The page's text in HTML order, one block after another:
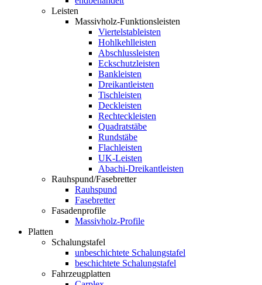
Leisten
Massivholz-Funktionsleisten
Viertelstableisten
Hohlkehlleisten
Abschlussleisten
Eckschutzleisten
Bankleisten
Dreikantleisten
Tischleisten
Deckleisten
Rechteckleisten
Quadratstäbe
Rundstäbe
Flachleisten
UK-Leisten
Abachi-Dreikantleisten
Rauhspund/Fasebretter
Rauhspund
Fasebretter
Fasadenprofile
Massivholz-Profile
Platten
Schalungstafel
unbeschichtete Schalungstafel
beschichtete Schalungstafel
Fahrzeugplatten